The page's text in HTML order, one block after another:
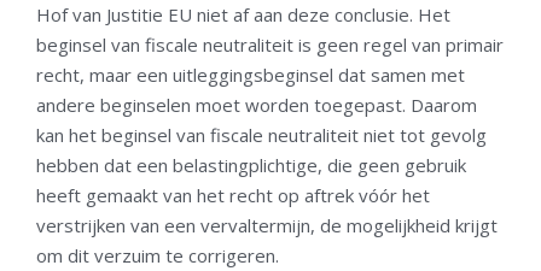
Hof van Justitie EU niet af aan deze conclusie. Het
beginsel van fiscale neutraliteit is geen regel van primair
recht, maar een uitleggingsbeginsel dat samen met
andere beginselen moet worden toegepast. Daarom
kan het beginsel van fiscale neutraliteit niet tot gevolg
hebben dat een belastingplichtige, die geen gebruik
heeft gemaakt van het recht op aftrek vóór het
verstrijken van een vervaltermijn, de mogelijkheid krijgt
om dit verzuim te corrigeren.